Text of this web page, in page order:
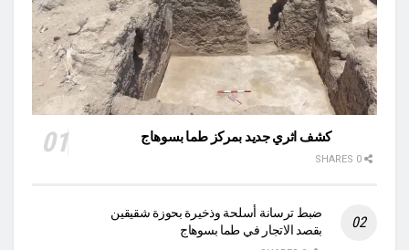
كشف اثري جديد بمركز طما بسوهاج
ضبط ترسانة أسلحة وذخيرة بحوزة شقيقين
بقصد الاتجار في طما بسوهاج